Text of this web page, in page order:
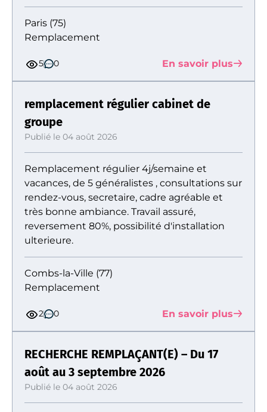
Paris (75)
Remplacement
5 0 En savoir plus
remplacement régulier cabinet de
groupe
Publié le 04 août 2026
Remplacement régulier 4j/semaine et
vacances, de 5 généralistes , consultations sur
rendez-vous, secretaire, cadre agréable et
très bonne ambiance. Travail assuré,
reversement 80%, possibilité d'installation
ulterieure.
Combs-la-Ville (77)
Remplacement
2 0 En savoir plus
RECHERCHE REMPLAÇANT(E) – Du 17
août au 3 septembre 2026
Publié le 04 août 2026